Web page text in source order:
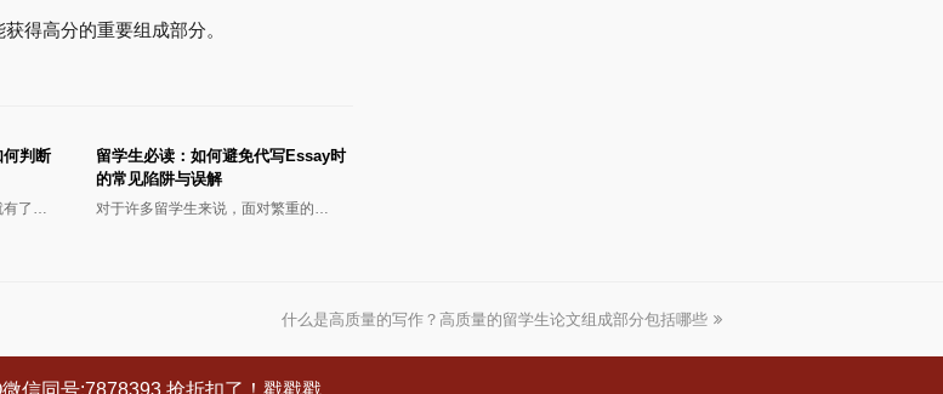
得高分的重要组成部分。
何判断
有了…
留学生必读：如何避免代写Essay时
的常见陷阱与误解
对于许多留学生来说，面对繁重的…
下
什么是高质量的写作？高质量的留学生论文组成部分包括哪些
信同号:7878393 抢折扣了！戳戳戳